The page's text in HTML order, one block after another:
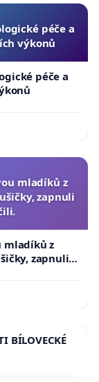
péče a
výkonů
péče a
mladíků z
zapnuli
mladíků z
zapnuli ji
BÍLOVECKÉ